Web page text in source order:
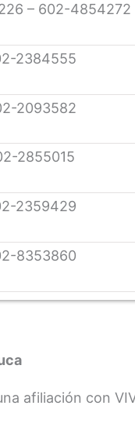
– 602-4854272
2384555
2093582
2855015
2359429
8353860
afiliación con